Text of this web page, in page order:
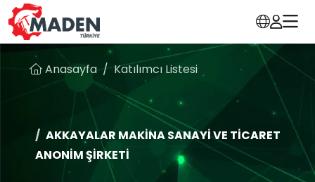
Anasayfa Katılımcı Listesi
AKKAYALAR MAKİNA SANAYİ VE TİCARET
ANONİM ŞİRKETİ